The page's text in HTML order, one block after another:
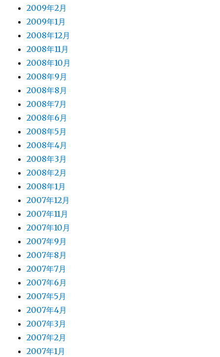
2009年2月
2009年1月
2008年12月
2008年11月
2008年10月
2008年9月
2008年8月
2008年7月
2008年6月
2008年5月
2008年4月
2008年3月
2008年2月
2008年1月
2007年12月
2007年11月
2007年10月
2007年9月
2007年8月
2007年7月
2007年6月
2007年5月
2007年4月
2007年3月
2007年2月
2007年1月